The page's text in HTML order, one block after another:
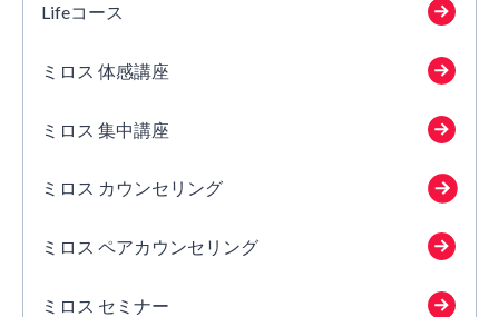
Lifeコース
ミロス 体感講座
ミロス 集中講座
ミロス カウンセリング
ミロス ペアカウンセリング
ミロス セミナー